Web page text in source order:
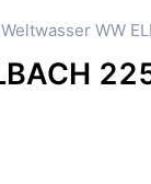
Weltwasser WW